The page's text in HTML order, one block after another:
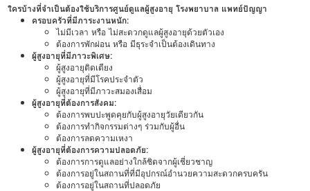
ใครบ้างที่จำเป็นต้องใช้บริการศูนย์ดูแลผู้สูงอายุ โรงพยาบาล แพทย์ปัญญา
ครอบครัวที่มีภาระงานหนัก:
ไม่มีเวลา หรือ ไม่สะดวกดูแลผู้สูงอายุด้วยตัวเอง
ต้องการพักผ่อน หรือ มีธุระจำเป็นต้องเดินทาง
ผู้สูงอายุที่มีภาวะพิเศษ:
ผู้สูงอายุติดเตียง
ผู้สูงอายุที่มีโรคประจำตัว
ผู้สูงอายุที่มีภาวะสมองเสื่อม
ผู้สูงอายุที่ต้องการสังคม:
ต้องการพบปะพูดคุยกับผู้สูงอายุวัยเดียวกัน
ต้องการทำกิจกรรมต่างๆ ร่วมกับผู้อื่น
ต้องการลดความเหงา
ผู้สูงอายุที่ต้องการความปลอดภัย:
ต้องการการดูแลอย่างใกล้ชิดจากผู้เชี่ยวชาญ
ต้องการอยู่ในสถานที่ที่มีอุปกรณ์อำนวยความสะดวกครบครัน
ต้องการอยู่ในสถานที่ปลอดภัย